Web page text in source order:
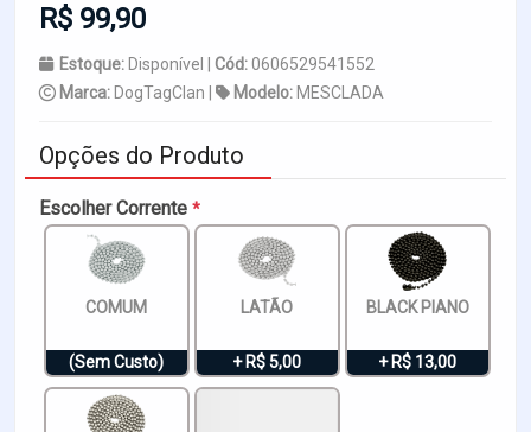
R$ 99,90
Estoque: Disponível | Cód:0606529541552
Marca: DogTagClan | Modelo: MESCLADA
Opções do Produto
Escolher Corrente *
COMUM
(Sem Custo)
LATÃO
+ R$ 5,00
BLACK PIANO
+ R$ 13,00